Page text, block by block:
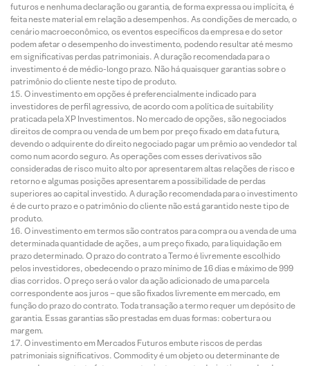
futuros e nenhuma declaração ou garantia, de forma expressa ou implícita, é
feita neste material em relação a desempenhos. As condições de mercado, o
cenário macroeconômico, os eventos específicos da empresa e do setor
podem afetar o desempenho do investimento, podendo resultar até mesmo
em significativas perdas patrimoniais. A duração recomendada para o
investimento é de médio-longo prazo. Não há quaisquer garantias sobre o
patrimônio do cliente neste tipo de produto.
O investimento em opções é preferencialmente indicado para
investidores de perfil agressivo, de acordo com a política de suitability
praticada pela XP Investimentos. No mercado de opções, são negociados
direitos de compra ou venda de um bem por preço fixado em data futura,
devendo o adquirente do direito negociado pagar um prêmio ao vendedor tal
como num acordo seguro. As operações com esses derivativos são
consideradas de risco muito alto por apresentarem altas relações de risco e
retorno e algumas posições apresentarem a possibilidade de perdas
superiores ao capital investido. A duração recomendada para o investimento
é de curto prazo e o patrimônio do cliente não está garantido neste tipo de
produto.
O investimento em termos são contratos para compra ou a venda de uma
determinada quantidade de ações, a um preço fixado, para liquidação em
prazo determinado. O prazo do contrato a Termo é livremente escolhido
pelos investidores, obedecendo o prazo mínimo de 16 dias e máximo de 999
dias corridos. O preço será o valor da ação adicionado de uma parcela
correspondente aos juros – que são fixados livremente em mercado, em
função do prazo do contrato. Toda transação a termo requer um depósito de
garantia. Essas garantias são prestadas em duas formas: cobertura ou
margem.
O investimento em Mercados Futuros embute riscos de perdas
patrimoniais significativos. Commodity é um objeto ou determinante de